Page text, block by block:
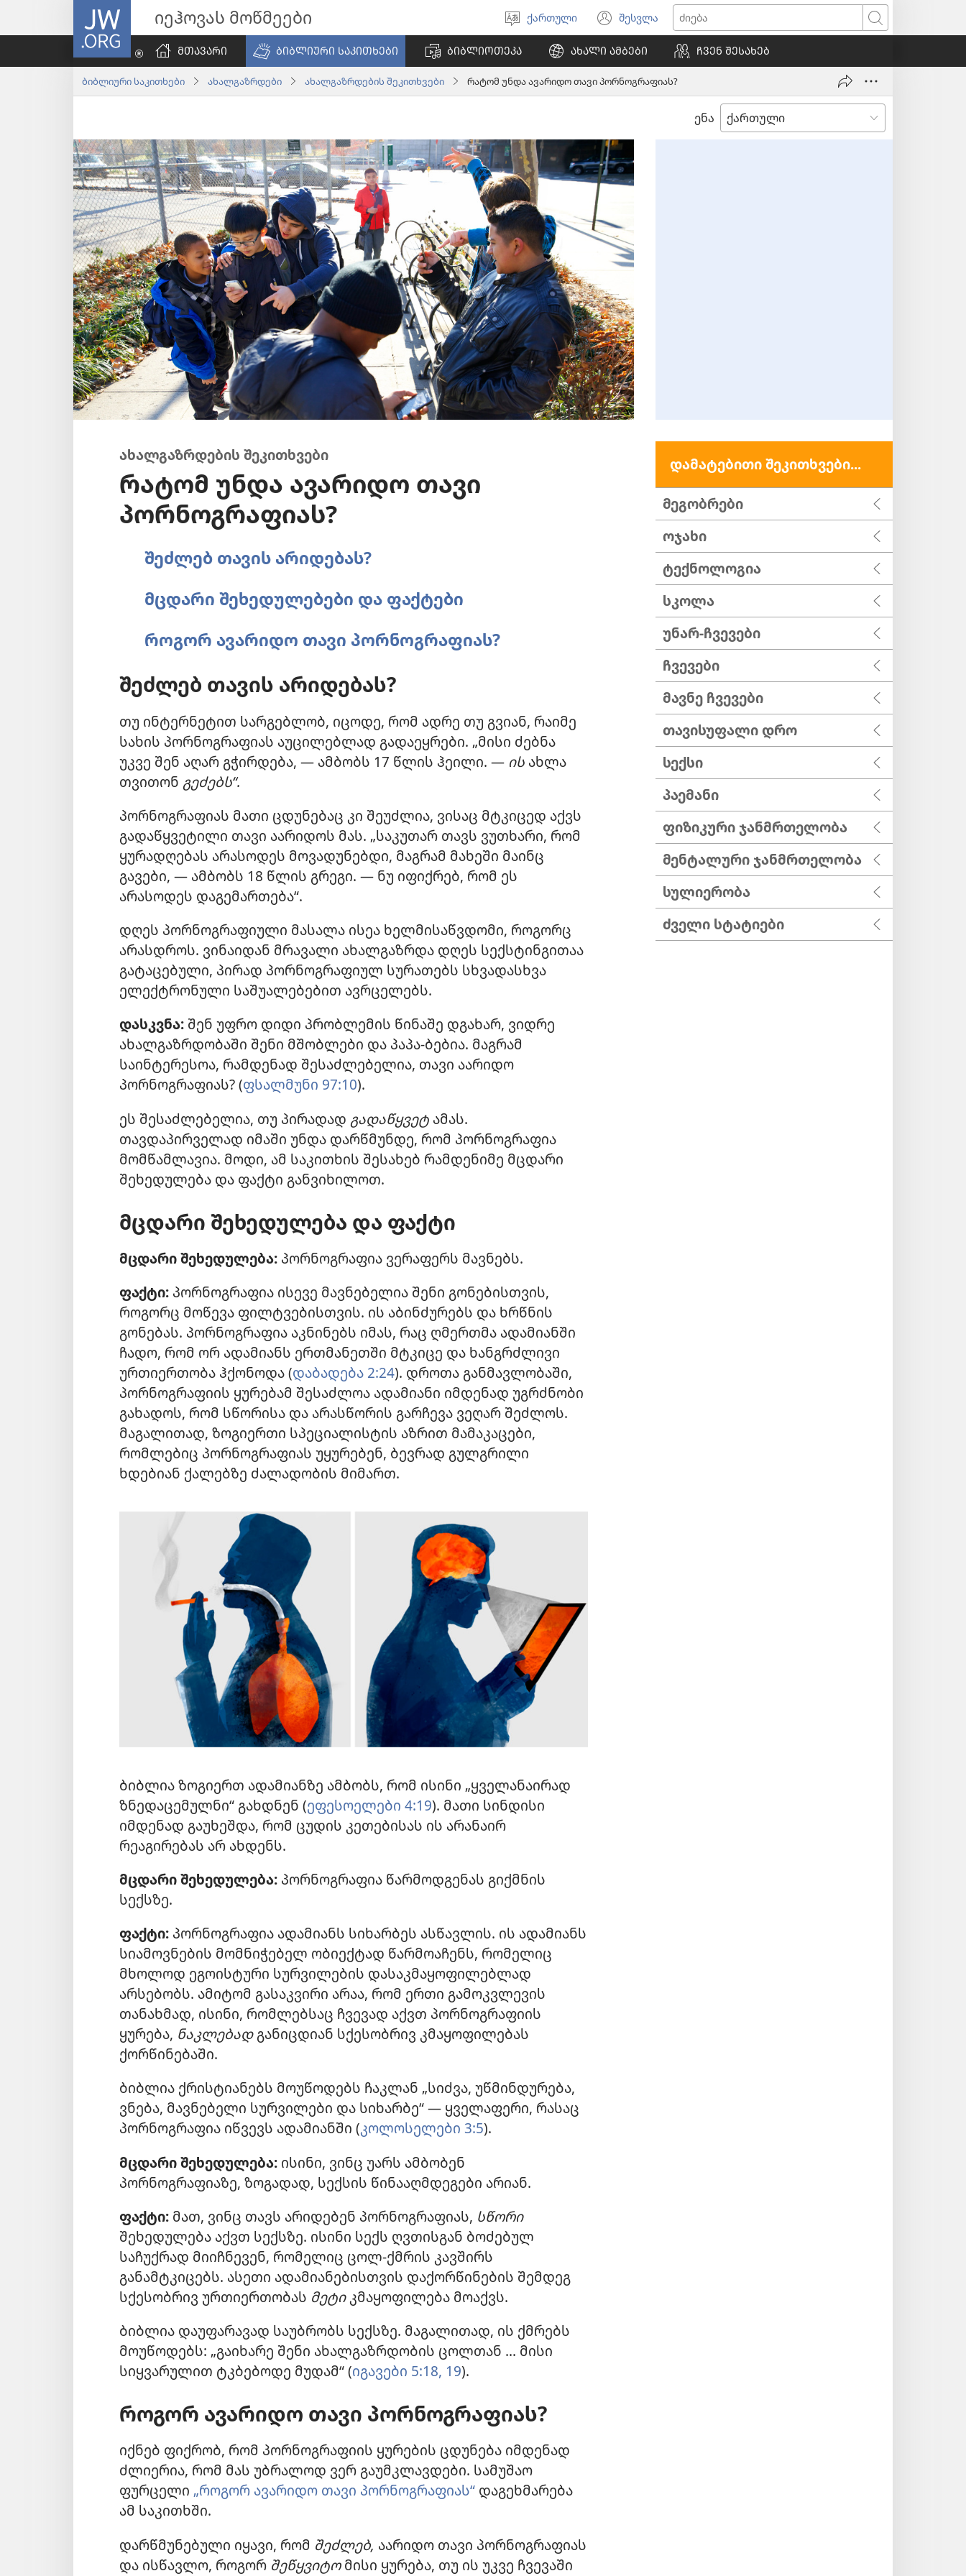
JW.ORG იეჰოვას მოწმეები
აირჩიეთ
ენა
ქართული შესვლა
(გაიხსნება
ახალი
ფანჯარა)
ძიება
ᲛᲗᲐᲕᲐᲠᲘ
ᲑᲘᲑᲚᲘᲣᲠᲘ ᲡᲐᲙᲘᲗᲮᲔᲑᲘ ᲑᲘᲑᲚᲘᲝᲗᲔᲙᲐ ᲐᲮᲐᲚᲘ ᲐᲛᲑᲔᲑᲘ ᲩᲕᲔᲜ ᲨᲔᲡᲐᲮᲔᲑ
ბიბლიური საკითხები ახალგაზრდები ახალგაზრდების შეკითხვები რატომ უნდა ავარიდო თავი პორნოგრაფიას?
ენა
ახალგაზრდების შეკითხვები
რატომ უნდა ავარიდო თავი
პორნოგრაფიას?
შეძლებ თავის არიდებას?
მცდარი შეხედულებები და ფაქტები
როგორ ავარიდო თავი პორნოგრაფიას?
შეძლებ თავის არიდებას?
თუ ინტერნეტით სარგებლობ, იცოდე, რომ ადრე თუ გვიან, რაიმე
სახის პორნოგრაფიას აუცილებლად გადაეყრები. „მისი ძებნა
უკვე შენ აღარ გჭირდება, — ამბობს 17 წლის ჰეილი. — ის ახლა
თვითონ გეძებს“.
პორნოგრაფიას მათი ცდუნებაც კი შეუძლია, ვისაც მტკიცედ აქვს
გადაწყვეტილი თავი აარიდოს მას. „საკუთარ თავს ვუთხარი, რომ
ყურადღებას არასოდეს მოვადუნებდი, მაგრამ მახეში მაინც
გავები, — ამბობს 18 წლის გრეგი. — ნუ იფიქრებ, რომ ეს
არასოდეს დაგემართება“.
დღეს პორნოგრაფიული მასალა ისეა ხელმისაწვდომი, როგორც
არასდროს. ვინაიდან მრავალი ახალგაზრდა დღეს სექსტინგითაა
გატაცებული, პირად პორნოგრაფიულ სურათებს სხვადასხვა
ელექტრონული საშუალებებით ავრცელებს.
დასკვნა:შენ უფრო დიდი პრობლემის წინაშე დგახარ, ვიდრე
ახალგაზრდობაში შენი მშობლები და პაპა-ბებია. მაგრამ
საინტერესოა, რამდენად შესაძლებელია, თავი აარიდო
პორნოგრაფიას? (ფსალმუნი 97:10).
ეს შესაძლებელია, თუ პირადად გადაწყვეტ ამას.
თავდაპირველად იმაში უნდა დარწმუნდე, რომ პორნოგრაფია
მომწამლავია. მოდი, ამ საკითხის შესახებ რამდენიმე მცდარი
შეხედულება და ფაქტი განვიხილოთ.
მცდარი შეხედულება და ფაქტი
მცდარი შეხედულება: პორნოგრაფია ვერაფერს მავნებს.
ფაქტი: პორნოგრაფია ისევე მავნებელია შენი გონებისთვის,
როგორც მოწევა ფილტვებისთვის. ის აბინძურებს და ხრწნის
გონებას. პორნოგრაფია აკნინებს იმას, რაც ღმერთმა ადამიანში
ჩადო, რომ ორ ადამიანს ერთმანეთში მტკიცე და ხანგრძლივი
ურთიერთობა ჰქონოდა (დაბადება 2:24). დროთა განმავლობაში,
პორნოგრაფიის ყურებამ შესაძლოა ადამიანი იმდენად უგრძნობი
გახადოს, რომ სწორისა და არასწორის გარჩევა ვეღარ შეძლოს.
მაგალითად, ზოგიერთი სპეციალისტის აზრით მამაკაცები,
რომლებიც პორნოგრაფიას უყურებენ, ბევრად გულგრილი
ხდებიან ქალებზე ძალადობის მიმართ.
ბიბლია ზოგიერთ ადამიანზე ამბობს, რომ ისინი „ყველანაირად
ზნედაცემულნი“ გახდნენ (ეფესოელები 4:19). მათი სინდისი
იმდენად გაუხეშდა, რომ ცუდის კეთებისას ის არანაირ
რეაგირებას არ ახდენს.
მცდარი შეხედულება: პორნოგრაფია წარმოდგენას გიქმნის
სექსზე.
ფაქტი: პორნოგრაფია ადამიანს სიხარბეს ასწავლის. ის ადამიანს
სიამოვნების მომნიჭებელ ობიექტად წარმოაჩენს, რომელიც
მხოლოდ ეგოისტური სურვილების დასაკმაყოფილებლად
არსებობს. ამიტომ გასაკვირი არაა, რომ ერთი გამოკვლევის
თანახმად, ისინი, რომლებსაც ჩვევად აქვთ პორნოგრაფიის
ყურება, ნაკლებადგანიცდიან სქესობრივ კმაყოფილებას
ქორწინებაში.
ბიბლია ქრისტიანებს მოუწოდებს ჩაკლან „სიძვა, უწმინდურება,
ვნება, მავნებელი სურვილები და სიხარბე“ — ყველაფერი, რასაც
პორნოგრაფია იწვევს ადამიანში (კოლოსელები 3:5).
მცდარი შეხედულება: ისინი, ვინც უარს ამბობენ
პორნოგრაფიაზე, ზოგადად, სექსის წინააღმდეგები არიან.
ფაქტი: მათ, ვინც თავს არიდებენ პორნოგრაფიას, სწორი
შეხედულება აქვთ სექსზე. ისინი სექს ღვთისგან ბოძებულ
საჩუქრად მიიჩნევენ, რომელიც ცოლ-ქმრის კავშირს
განამტკიცებს. ასეთი ადამიანებისთვის დაქორწინების შემდეგ
სქესობრივ ურთიერთობას მეტიკმაყოფილება მოაქვს.
ბიბლია დაუფარავად საუბრობს სექსზე. მაგალითად, ის ქმრებს
მოუწოდებს: „გაიხარე შენი ახალგაზრდობის ცოლთან ... მისი
სიყვარულით ტკბებოდე მუდამ“ (იგავები 5:18, 19).
როგორ ავარიდო თავი პორნოგრაფიას?
იქნებ ფიქრობ, რომ პორნოგრაფიის ყურების ცდუნება იმდენად
ძლიერია, რომ მას უბრალოდ ვერ გაუმკლავდები. სამუშაო
ფურცელი „როგორ ავარიდო თავი პორნოგრაფიას“ დაგეხმარება
ამ საკითხში.
დარწმუნებული იყავი, რომ შეძლებ, აარიდო თავი პორნოგრაფიას
და ისწავლო, როგორ შეწყვიტომისი ყურება, თუ ის უკვე ჩვევაში
დამატებითი შეკითხვები...
მეგობრები
ოჯახი
ტექნოლოგია
სკოლა
უნარ-ჩვევები
ჩვევები
მავნე ჩვევები
თავისუფალი დრო
სექსი
პაემანი
ფიზიკური ჯანმრთელობა
მენტალური ჯანმრთელობა
სულიერობა
ძველი სტატიები